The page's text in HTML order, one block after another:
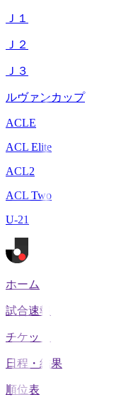
Ｊ１
Ｊ２
Ｊ３
ルヴァンカップ
ACLE
ACL Elite
ACL2
ACL Two
U-21
ホーム
試合速報
チケット
日程・結果
順位表